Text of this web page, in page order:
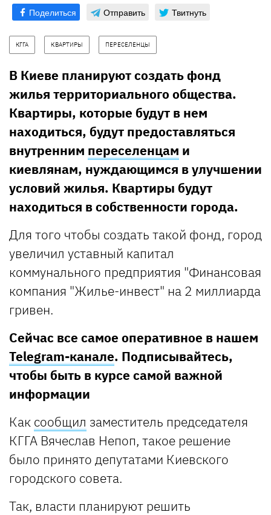
Поделиться Отправить Твитнуть
КГГА КВАРТИРЫ ПЕРЕСЕЛЕНЦЫ
В Киеве планируют создать фонд
жилья территориального общества.
Квартиры, которые будут в нем
находиться, будут предоставляться
внутренним переселенцам и
киевлянам, нуждающимся в улучшении
условий жилья. Квартиры будут
находиться в собственности города.
Для того чтобы создать такой фонд, город
увеличил уставный капитал
коммунального предприятия "Финансовая
компания "Жилье-инвест" на 2 миллиарда
гривен.
Сейчас все самое оперативное в нашем
Telegram-канале. Подписывайтесь,
чтобы быть в курсе самой важной
информации
Как сообщил заместитель председателя
КГГА Вячеслав Непоп, такое решение
было принято депутатами Киевского
городского совета.
Так, власти планируют решить